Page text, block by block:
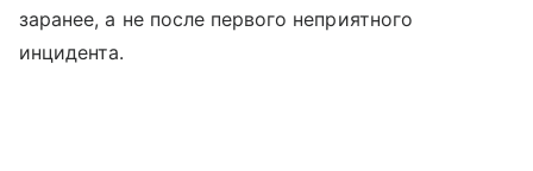
заранее, а не после первого неприятного
инцидента.